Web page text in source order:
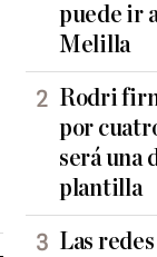
puede ir
Melilla
Rodri
por
será una
plantilla
Las